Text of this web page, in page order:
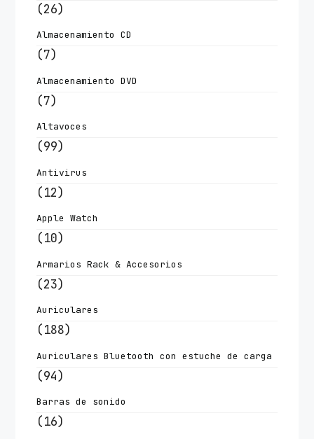
(26)
Almacenamiento CD
(7)
Almacenamiento DVD
(7)
Altavoces
(99)
Antivirus
(12)
Apple Watch
(10)
Armarios Rack & Accesorios
(23)
Auriculares
(188)
Auriculares Bluetooth con estuche de carga
(94)
Barras de sonido
(16)